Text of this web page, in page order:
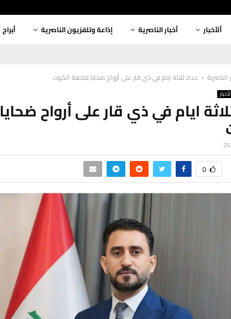
ألأخبار أخبار الناصرية إذاعة وتلفزيون الناصرية أبراج
الناصرية حداد ثلاثة ايام في ذي قار على أرواح ضحايا فاجعة الكوت
ايام في ذي قار على أرواح
0